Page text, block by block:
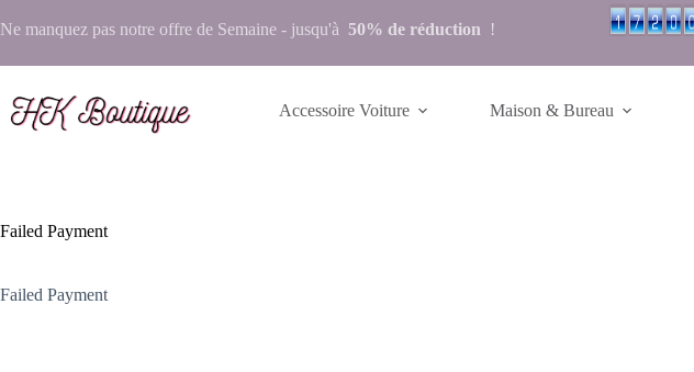
Ne manquez pas notre offre de Semaine - jusqu'à 50% de réduction !
Accessoire Voiture Maison & Bureau
Failed Payment
Failed Payment